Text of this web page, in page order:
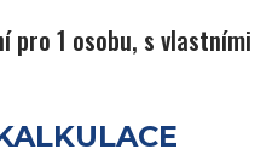
pro 1 osobu, s vlastními